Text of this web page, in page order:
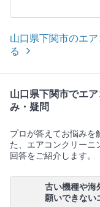
山口県下関市のエ
る
山口県下関市でエ
み・疑問
プロが答えてお悩みを
た、エアコンクリーニ
回答をご紹介します。
古い機種や海
願いできない